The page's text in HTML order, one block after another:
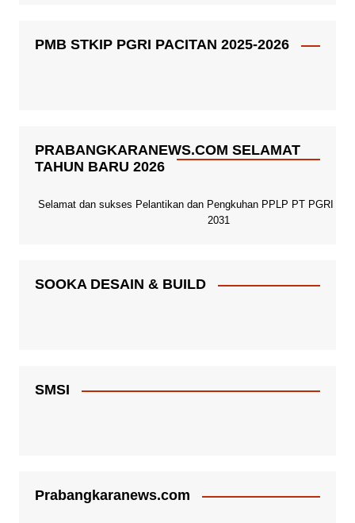
PMB STKIP PGRI PACITAN 2025-2026
PRABANGKARANEWS.COM SELAMAT
TAHUN BARU 2026
Selamat dan sukses Pelantikan dan Pengkuhan PPLP PT PGRI
2031
SOOKA DESAIN & BUILD
SMSI
Prabangkaranews.com